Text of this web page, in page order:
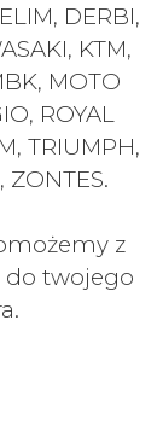
DERBI,
KTM,
MOTO
ROYAL
TRIUMPH,
ZONTES.
z
twojego